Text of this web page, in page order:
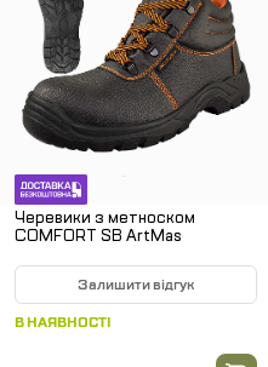
Черевики з метноском
COMFORT SB ArtMas
Залишити відгук
В НАЯВНОСТІ